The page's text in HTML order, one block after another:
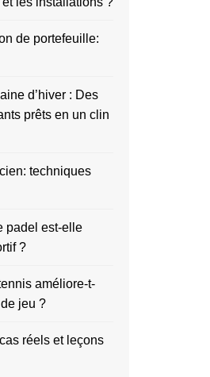
de portefeuille:
d’hiver : Des
prêts en un clin
techniques
padel est-elle
?
améliore-t-
jeu ?
réels et leçons